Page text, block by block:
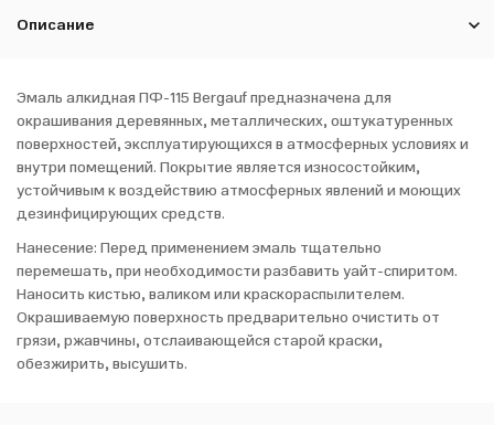
Описание
Эмаль алкидная ПФ-115 Bergauf предназначена для
окрашивания деревянных, металлических, оштукатуренных
поверхностей, эксплуатирующихся в атмосферных условиях и
внутри помещений. Покрытие является износостойким,
устойчивым к воздействию атмосферных явлений и моющих
дезинфицирующих средств.
Нанесение: Перед применением эмаль тщательно
перемешать, при необходимости разбавить уайт-спиритом.
Наносить кистью, валиком или краскораспылителем.
Окрашиваемую поверхность предварительно очистить от
грязи, ржавчины, отслаивающейся старой краски,
обезжирить, высушить.